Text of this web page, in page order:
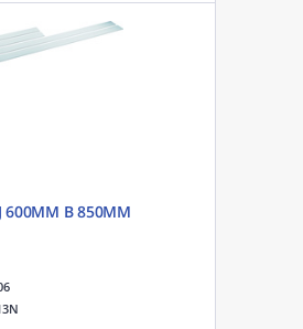
600MM B 850MM